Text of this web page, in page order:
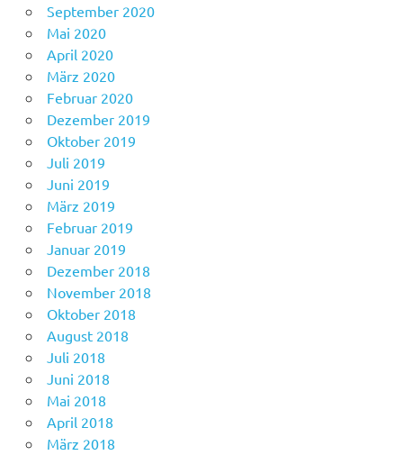
September 2020
Mai 2020
April 2020
März 2020
Februar 2020
Dezember 2019
Oktober 2019
Juli 2019
Juni 2019
März 2019
Februar 2019
Januar 2019
Dezember 2018
November 2018
Oktober 2018
August 2018
Juli 2018
Juni 2018
Mai 2018
April 2018
März 2018